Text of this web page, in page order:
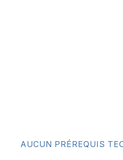
AUCUN PRÉREQUIS